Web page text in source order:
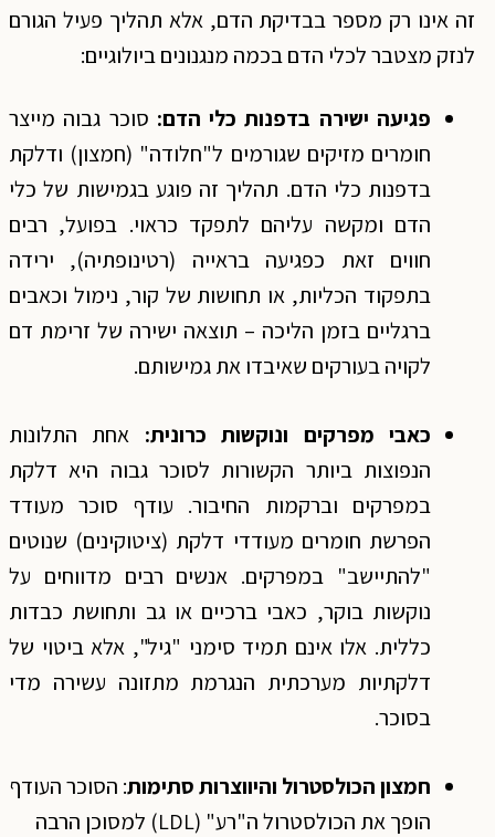
זה אינו רק מספר בבדיקת הדם, אלא תהליך פעיל הגורם
לנזק מצטבר לכלי הדם בכמה מנגנונים ביולוגיים:
פגיעה ישירה בדפנות כלי הדם:סוכר גבוה מייצר
חומרים מזיקים שגורמים ל"חלודה" (חמצון) ודלקת
בדפנות כלי הדם. תהליך זה פוגע בגמישות של כלי
הדם ומקשה עליהם לתפקד כראוי. בפועל, רבים
חווים זאת כפגיעה בראייה (רטינופתיה), ירידה
בתפקוד הכליות, או תחושות של קור, נימול וכאבים
ברגליים בזמן הליכה – תוצאה ישירה של זרימת דם
לקויה בעורקים שאיבדו את גמישותם.
כאבי מפרקים ונוקשות כרונית:אחת התלונות
הנפוצות ביותר הקשורות לסוכר גבוה היא דלקת
במפרקים וברקמות החיבור. עודף סוכר מעודד
הפרשת חומרים מעודדי דלקת (ציטוקינים) שנוטים
"להתיישב" במפרקים. אנשים רבים מדווחים על
נוקשות בוקר, כאבי ברכיים או גב ותחושת כבדות
כללית. אלו אינם תמיד סימני "גיל", אלא ביטוי של
דלקתיות מערכתית הנגרמת מתזונה עשירה מדי
בסוכר.
חמצון הכולסטרול והיווצרות סתימות: הסוכר העודף
הופך את הכולסטרול ה"רע" (LDL) למסוכן הרבה